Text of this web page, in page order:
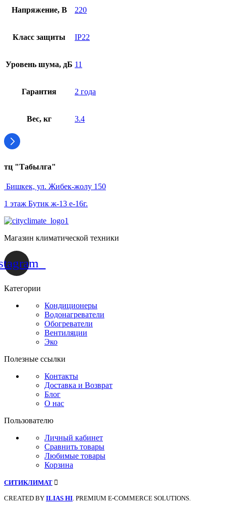
Напряжение, В 220
Класс защиты IP22
Уровень шума, дБ 11
Гарантия 2 года
Вес, кг 3.4
тц "Табылга"
Бишкек, ул. Жибек-жолу 150
1 этаж Бутик ж-13 е-16г.
Магазин климатической техники
Категории
Кондиционеры
Водонагреватели
Обогреватели
Вентиляции
Эко
Полезные ссылки
Контакты
Доставка и Возврат
Блог
О нас
Пользователю
Личный кабинет
Сравнить товары
Любимые товары
Корзина
СИТИКЛИМАТ
CREATED BY ILIAS HI. PREMIUM E-COMMERCE SOLUTIONS.